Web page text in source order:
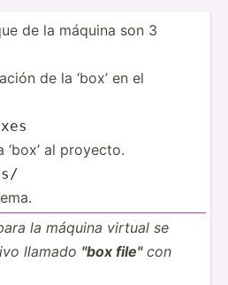
de la máquina son 3
de la ‘box’ en el
al proyecto.
la máquina virtual se
llamado "box file"con